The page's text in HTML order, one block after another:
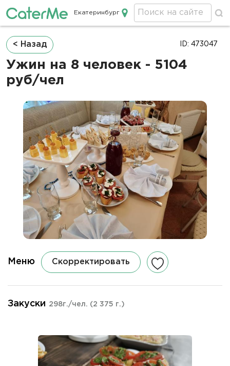
Кейтеринг в Екатеринбурге
Екатеринбург
Строка
навигации
< Назад
Ужин на 8 человек - 5104
руб/чел
ID: 473047
Меню Скорректировать
Закуски 298г./чел. (2 375 г.)